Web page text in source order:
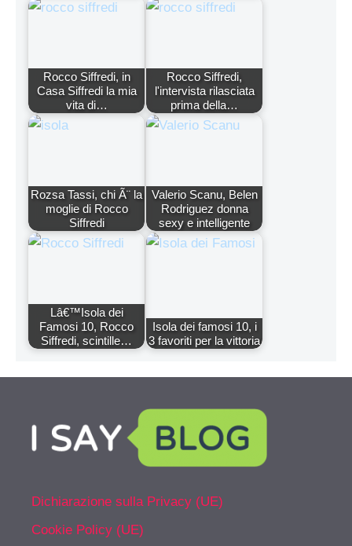
Rocco Siffredi, in
Casa Siffredi la mia
vita di…
Rocco Siffredi,
l'intervista rilasciata
prima della…
Rozsa Tassi, chi Ã¨ la
moglie di Rocco
Siffredi
Valerio Scanu, Belen
Rodriguez donna
sexy e intelligente
Lâ€™Isola dei
Famosi 10, Rocco
Siffredi, scintille…
Isola dei famosi 10, i
3 favoriti per la vittoria
Dichiarazione sulla Privacy (UE)
Cookie Policy (UE)